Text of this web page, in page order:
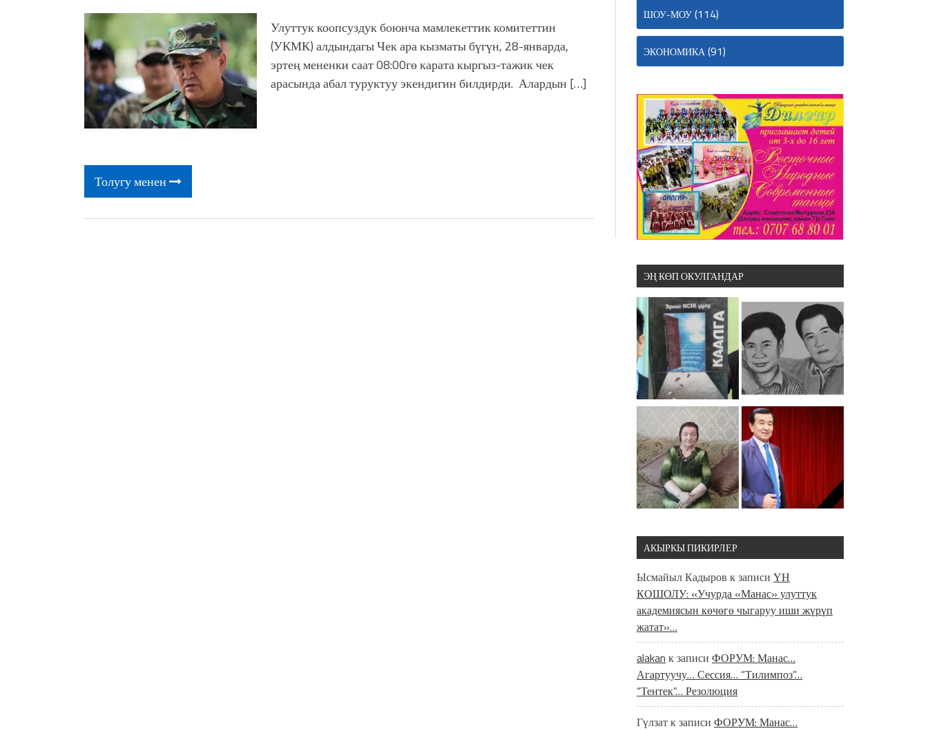
Улуттук коопсуздук боюнча мамлекеттик комитеттин
(УКМК) алдындагы Чек ара кызматы бүгүн, 28-январда,
эртең мененки саат 08:00гө карата кыргыз-тажик чек
арасында абал туруктуу экендигин билдирди. Алардын […]
Толугу менен
ШОУ-МОУ(114)
ЭКОНОМИКА(91)
ЭҢ КӨП ОКУЛГАНДАР
АКЫРКЫ ПИКИРЛЕР
Ысмайыл Кадыров к записи ҮН
КОШОЛУ: «Учурда «Манас» улуттук
академиясын көчөгө чыгаруу иши жүрүп
жатат»…
alakan к записи ФОРУМ: Манас…
Агартуучу… Сессия… “Тилимпоз”…
“Тентек”… Резолюция
Гүлзатк записи ФОРУМ: Манас…